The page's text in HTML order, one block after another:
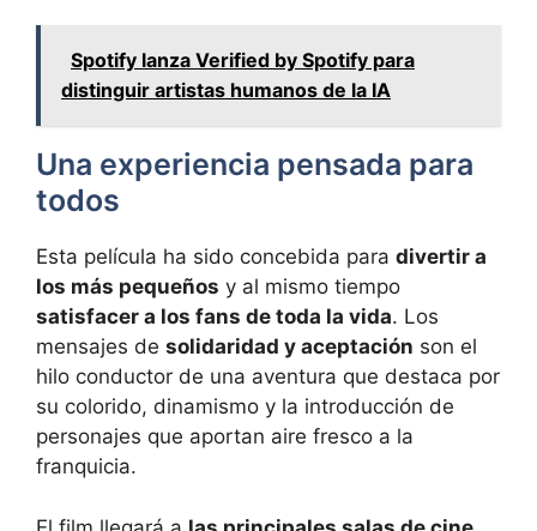
Spotify lanza Verified by Spotify para
distinguir artistas humanos de la IA
Una experiencia pensada para
todos
Esta película ha sido concebida para divertir a
los más pequeños y al mismo tiempo
satisfacer a los fans de toda la vida. Los
mensajes de solidaridad y aceptación son el
hilo conductor de una aventura que destaca por
su colorido, dinamismo y la introducción de
personajes que aportan aire fresco a la
franquicia.